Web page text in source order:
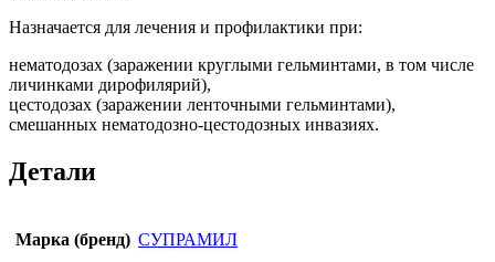
Назначается для лечения и профилактики при:
нематодозах (заражении круглыми гельминтами, в том числе
личинками дирофилярий),
цестодозах (заражении ленточными гельминтами),
смешанных нематодозно-цестодозных инвазиях.
Детали
Марка (бренд) СУПРАМИЛ